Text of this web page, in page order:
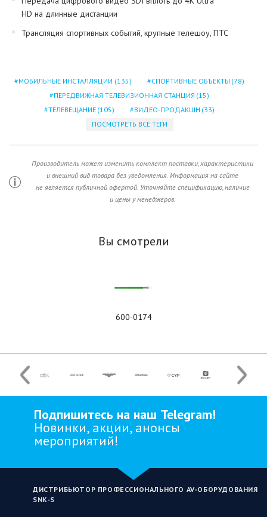
HD на длинные дистанции
Трансляция спортивных событий, крупные телешоу, ПТС
МОБИЛЬНЫЕ ИНСТАЛЛЯЦИИ (135) СПОРТИВНЫЕ ОБЪЕКТЫ (78)
ПЕРЕДВИЖНАЯ ТЕЛЕВИЗИОННАЯ СТАНЦИЯ (15)
ТЕЛЕВЕЩАНИЕ (105) ВИДЕО-ПРОДАКШН (33)
ПОСМОТРЕТЬ ВСЕ ТЕГИ
Производитель может изменить комплект поставки, характеристики
и внешний вид товара без уведомления. Информация на сайте
не является публичной офертой. Уточняйте спецификацию, наличие
и цены у менеджеров.
Вы смотрели
600-0174
Подпишитесь на наш Telegram!
Новинки, акции, анонсы
мероприятий!
ДИСТРИБЬЮТОР ПРОФЕССИОНАЛЬНОГО AV‑ОБОРУДОВАНИЯ
SNK‑S